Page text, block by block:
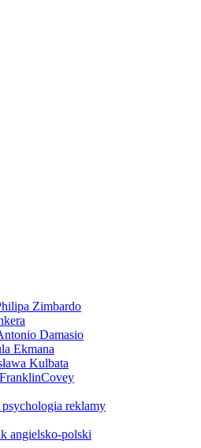
Zimbardo
Damasio
Ekmana
Kulbata
reklamy
angielsko-polski